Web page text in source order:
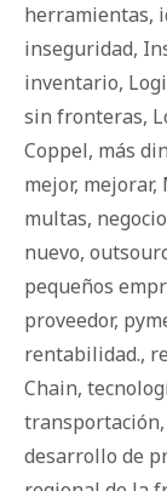
herramientas,
inseguridad,
inventario,
sin fronteras,
Coppel, más
mejor, mejorar,
multas, negocio
nuevo,
pequeños
proveedor,
rentabilidad.,
Chain,
transportación,
desarrollo de